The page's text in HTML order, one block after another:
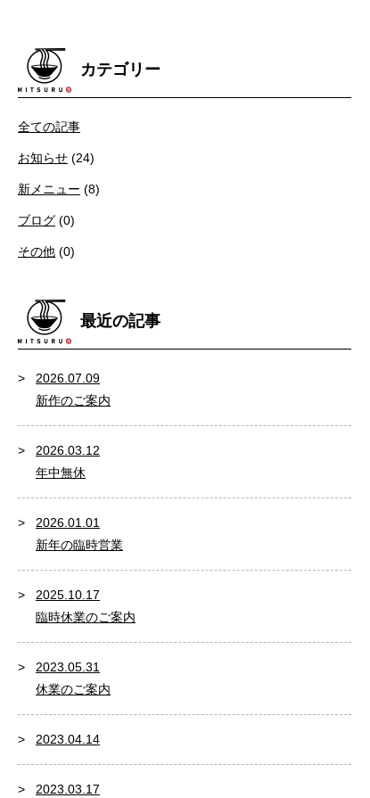
カテゴリー
全ての記事
お知らせ (24)
新メニュー (8)
ブログ (0)
その他 (0)
最近の記事
2026.07.09
新作のご案内
2026.03.12
年中無休
2026.01.01
新年の臨時営業
2025.10.17
臨時休業のご案内
2023.05.31
休業のご案内
2023.04.14
2023.03.17